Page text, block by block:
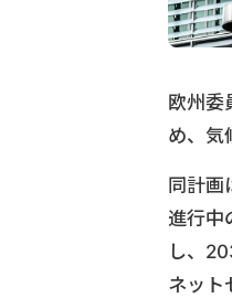
欧州委
め、気
同計画
進行中
し、
ネット